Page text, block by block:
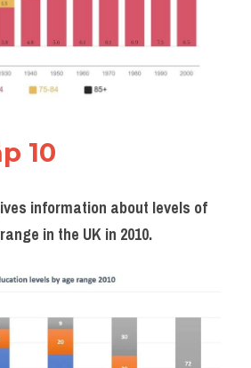
10
information about levels of
in the UK in 2010.